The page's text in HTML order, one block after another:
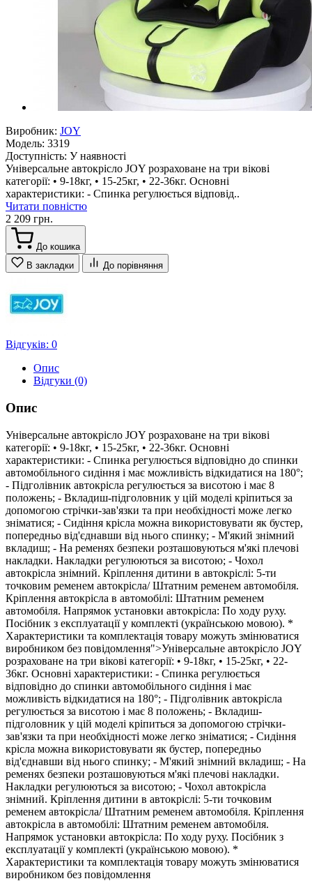
Виробник: JOY
Модель: 3319
Доступність: У наявності
Універсальне автокрісло JOY розраховане на три вікові
категорії: • 9-18кг, • 15-25кг, • 22-36кг. Основні
характеристики: - Спинка регулюється відповід..
Читати повністю
2 209 грн.
До кошика
В закладки
До порівняння
Відгуків: 0
Опис
Відгуки (0)
Опис
Універсальне автокрісло JOY розраховане на три вікові
категорії: • 9-18кг, • 15-25кг, • 22-36кг. Основні
характеристики: - Спинка регулюється відповідно до спинки
автомобільного сидіння і має можливість відкидатися на 180°;
- Підголівник автокрісла регулюється за висотою і має 8
положень; - Вкладиш-підголовник у цій моделі кріпиться за
допомогою стрічки-зав'язки та при необхідності може легко
зніматися; - Сидіння крісла можна використовувати як бустер,
попередньо від'єднавши від нього спинку; - М'який знімний
вкладиш; - На ременях безпеки розташовуються м'які плечові
накладки. Накладки регулюються за висотою; - Чохол
автокрісла знімний. Кріплення дитини в автокріслі: 5-ти
точковим ременем автокрісла/ Штатним ременем автомобіля.
Кріплення автокрісла в автомобілі: Штатним ременем
автомобіля. Напрямок установки автокрісла: По ходу руху.
Посібник з експлуатації у комплекті (українською мовою). *
Характеристики та комплектація товару можуть змінюватися
виробником без повідомлення">Універсальне автокрісло JOY
розраховане на три вікові категорії: • 9-18кг, • 15-25кг, • 22-
36кг. Основні характеристики: - Спинка регулюється
відповідно до спинки автомобільного сидіння і має
можливість відкидатися на 180°; - Підголівник автокрісла
регулюється за висотою і має 8 положень; - Вкладиш-
підголовник у цій моделі кріпиться за допомогою стрічки-
зав'язки та при необхідності може легко зніматися; - Сидіння
крісла можна використовувати як бустер, попередньо
від'єднавши від нього спинку; - М'який знімний вкладиш; - На
ременях безпеки розташовуються м'які плечові накладки.
Накладки регулюються за висотою; - Чохол автокрісла
знімний. Кріплення дитини в автокріслі: 5-ти точковим
ременем автокрісла/ Штатним ременем автомобіля. Кріплення
автокрісла в автомобілі: Штатним ременем автомобіля.
Напрямок установки автокрісла: По ходу руху. Посібник з
експлуатації у комплекті (українською мовою). *
Характеристики та комплектація товару можуть змінюватися
виробником без повідомлення